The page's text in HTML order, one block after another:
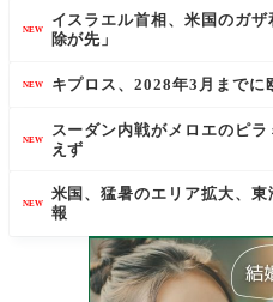
NEW
イスラエル首相、米国のガ
除が先」
NEW キプロス、2028年3月まで
NEW
スーダン内戦がメロエのピ
えず
NEW
米国、猛暑のエリア拡大、
報